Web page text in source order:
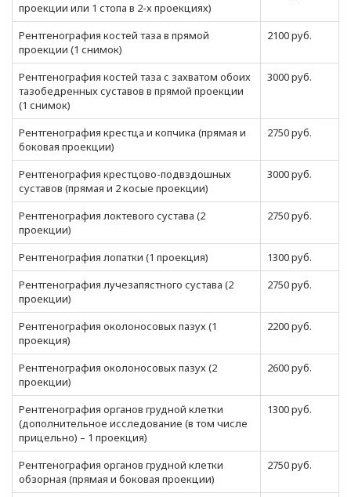
проекции или 1 стопа в 2-х проекциях)
Рентгенография костей таза в прямой
проекции (1 снимок)
2100 руб.
Рентгенография костей таза с захватом обоих
тазобедренных суставов в прямой проекции
(1 снимок)
3000 руб.
Рентгенография крестца и копчика (прямая и
боковая проекции)
2750 руб.
Рентгенография крестцово-подвздошных
суставов (прямая и 2 косые проекции)
3000 руб.
Рентгенография локтевого сустава (2
проекции)
2750 руб.
Рентгенография лопатки (1 проекция)
1300 руб.
Рентгенография лучезапястного сустава (2
проекции)
2750 руб.
Рентгенография околоносовых пазух (1
проекция)
2200 руб.
Рентгенография околоносовых пазух (2
проекции)
2600 руб.
Рентгенография органов грудной клетки
(дополнительное исследование (в том числе
прицельно) – 1 проекция)
1300 руб.
Рентгенография органов грудной клетки
обзорная (прямая и боковая проекции)
2750 руб.